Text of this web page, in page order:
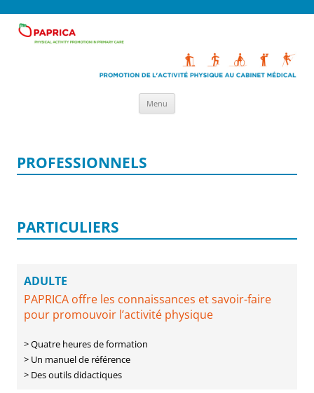
Promotion de l'activité physique au cabinet médical
Menu
PROFESSIONNELS
PARTICULIERS
ADULTE
PAPRICA offre les connaissances et savoir-faire
pour promouvoir l’activité physique
> Quatre heures de formation
> Un manuel de référence
> Des outils didactiques